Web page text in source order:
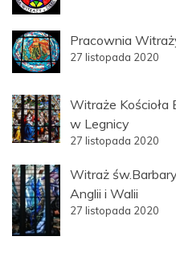
Pracownia
27 listopada 2020
Witraże Kościoła
w Legnicy
27 listopada 2020
Witraż
Anglii i Walii
27 listopada 2020